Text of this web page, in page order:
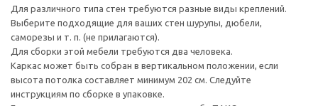
Для различного типа стен требуются разные виды креплений.
Выберите подходящие для ваших стен шурупы, дюбели,
саморезы и т. п. (не прилагаются).
Для сборки этой мебели требуются два человека.
Каркас может быть собран в вертикальном положении, если
высота потолка составляет минимум 202 см. Следуйте
инструкциям по сборке в упаковке.